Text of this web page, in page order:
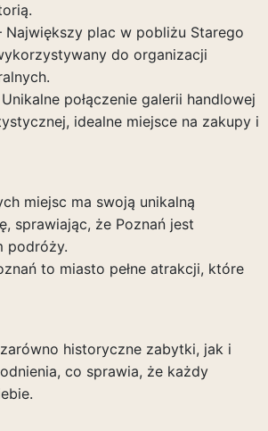
plac w pobliżu Starego
do organizacji
połączenie galerii handlowej
idealne miejsce na zakupy i
miejsc ma swoją unikalną
sprawiając, że Poznań jest
podróży.
to miasto pełne atrakcji, które
historyczne zabytki, jak i
co sprawia, że każdy